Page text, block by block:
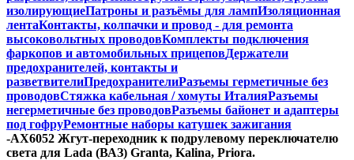
изолирующиеПатроны и разъёмы для лампИзоляционная
лентаКонтакты, колпачки и провод - для ремонта
высоковольтных проводовКомплекты подключения
фаркопов и автомобильных прицеповДержатели
предохранителей, контакты и
разветвителиПредохранителиРазъемы герметичные без
проводовСтяжка кабельная / хомуты ИталияРазъемы
негерметичные без проводовРазъемы байонет и адаптеры
под гофруРемонтные наборы катушек зажигания
-AX6052 Жгут-переходник к подрулевому переключателю
света для Lada (ВАЗ) Granta, Kalina, Priora.